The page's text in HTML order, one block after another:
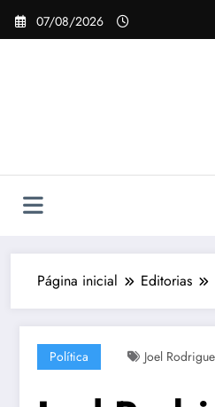
Pular
para
07/08/2026
Página inicial Editorias
Política Joel